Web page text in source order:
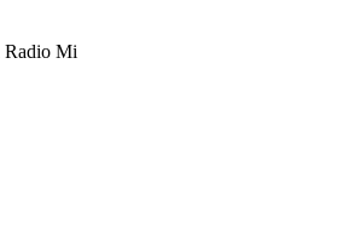
Radio Mi